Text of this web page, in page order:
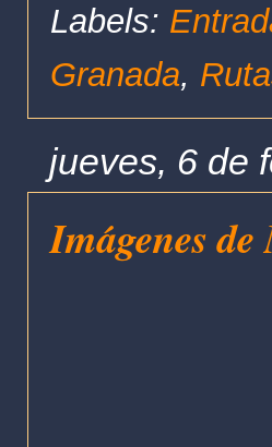
Labels:
Granada,
jueves, 6 de
Imágenes